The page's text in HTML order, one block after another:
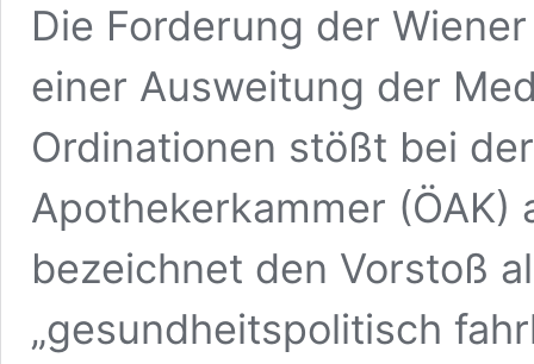
Die Forderung der
einer Ausweitung der
Ordinationen stößt bei
Apothekerkammer
bezeichnet den Vorstoß
„gesundheitspolitisch